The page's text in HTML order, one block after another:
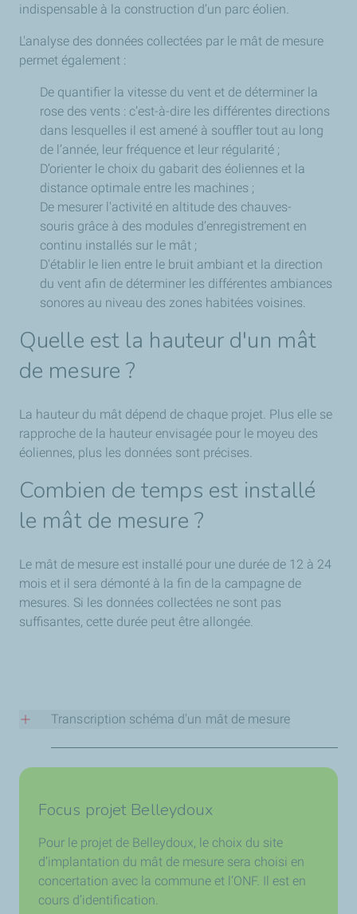
indispensable à la construction d’un parc éolien.
L'analyse des données collectées par le mât de mesure
permet également :
De quantifier la vitesse du vent et de déterminer la
rose des vents : c’est-à-dire les différentes directions
dans lesquelles il est amené à souffler tout au long
de l’année, leur fréquence et leur régularité ;
D’orienter le choix du gabarit des éoliennes et la
distance optimale entre les machines ;
De mesurer l'activité en altitude des chauves-
souris grâce à des modules d’enregistrement en
continu installés sur le mât ;
D'établir le lien entre le bruit ambiant et la direction
du vent afin de déterminer les différentes ambiances
sonores au niveau des zones habitées voisines.
Quelle est la hauteur d'un mât
de mesure ?
La hauteur du mât dépend de chaque projet. Plus elle se
rapproche de la hauteur envisagée pour le moyeu des
éoliennes, plus les données sont précises.
Combien de temps est installé
le mât de mesure ?
Le mât de mesure est installé pour une durée de 12 à 24
mois et il sera démonté à la fin de la campagne de
mesures. Si les données collectées ne sont pas
suffisantes, cette durée peut être allongée.
Transcription schéma d'un mât de mesure
Le schéma représente un mât en treillis bleu cyan
vertical avec différents équipements fixés à diverses
En haut du mât :
Paratonnerre au sommet
Anémomètre pour mesurer la vitesse du vent
Girouette pour mesurer la direction du vent
Focus projet Belleydoux
Pour le projet de Belleydoux, le choix du site
d’implantation du mât de mesure sera choisi en
concertation avec la commune et l’ONF. Il est en
cours d’identification.